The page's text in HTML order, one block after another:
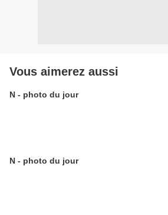
Vous aimerez aussi
N - photo du jour
N - photo du jour